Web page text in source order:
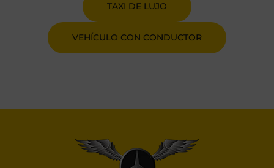
TAXI DE LUJO
VEHÍCULO CON CONDUCTOR